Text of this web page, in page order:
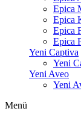
Epica
Epica
Epica
Epica
Yeni Captiva
Yeni
Yeni Aveo
Yeni
Menü